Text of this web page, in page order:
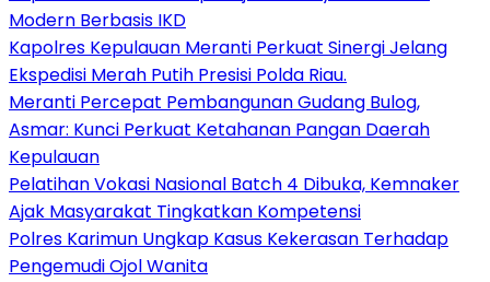
Modern Berbasis IKD
Kapolres Kepulauan Meranti Perkuat Sinergi Jelang
Ekspedisi Merah Putih Presisi Polda Riau.
Meranti Percepat Pembangunan Gudang Bulog,
Asmar: Kunci Perkuat Ketahanan Pangan Daerah
Kepulauan
Pelatihan Vokasi Nasional Batch 4 Dibuka, Kemnaker
Ajak Masyarakat Tingkatkan Kompetensi
Polres Karimun Ungkap Kasus Kekerasan Terhadap
Pengemudi Ojol Wanita